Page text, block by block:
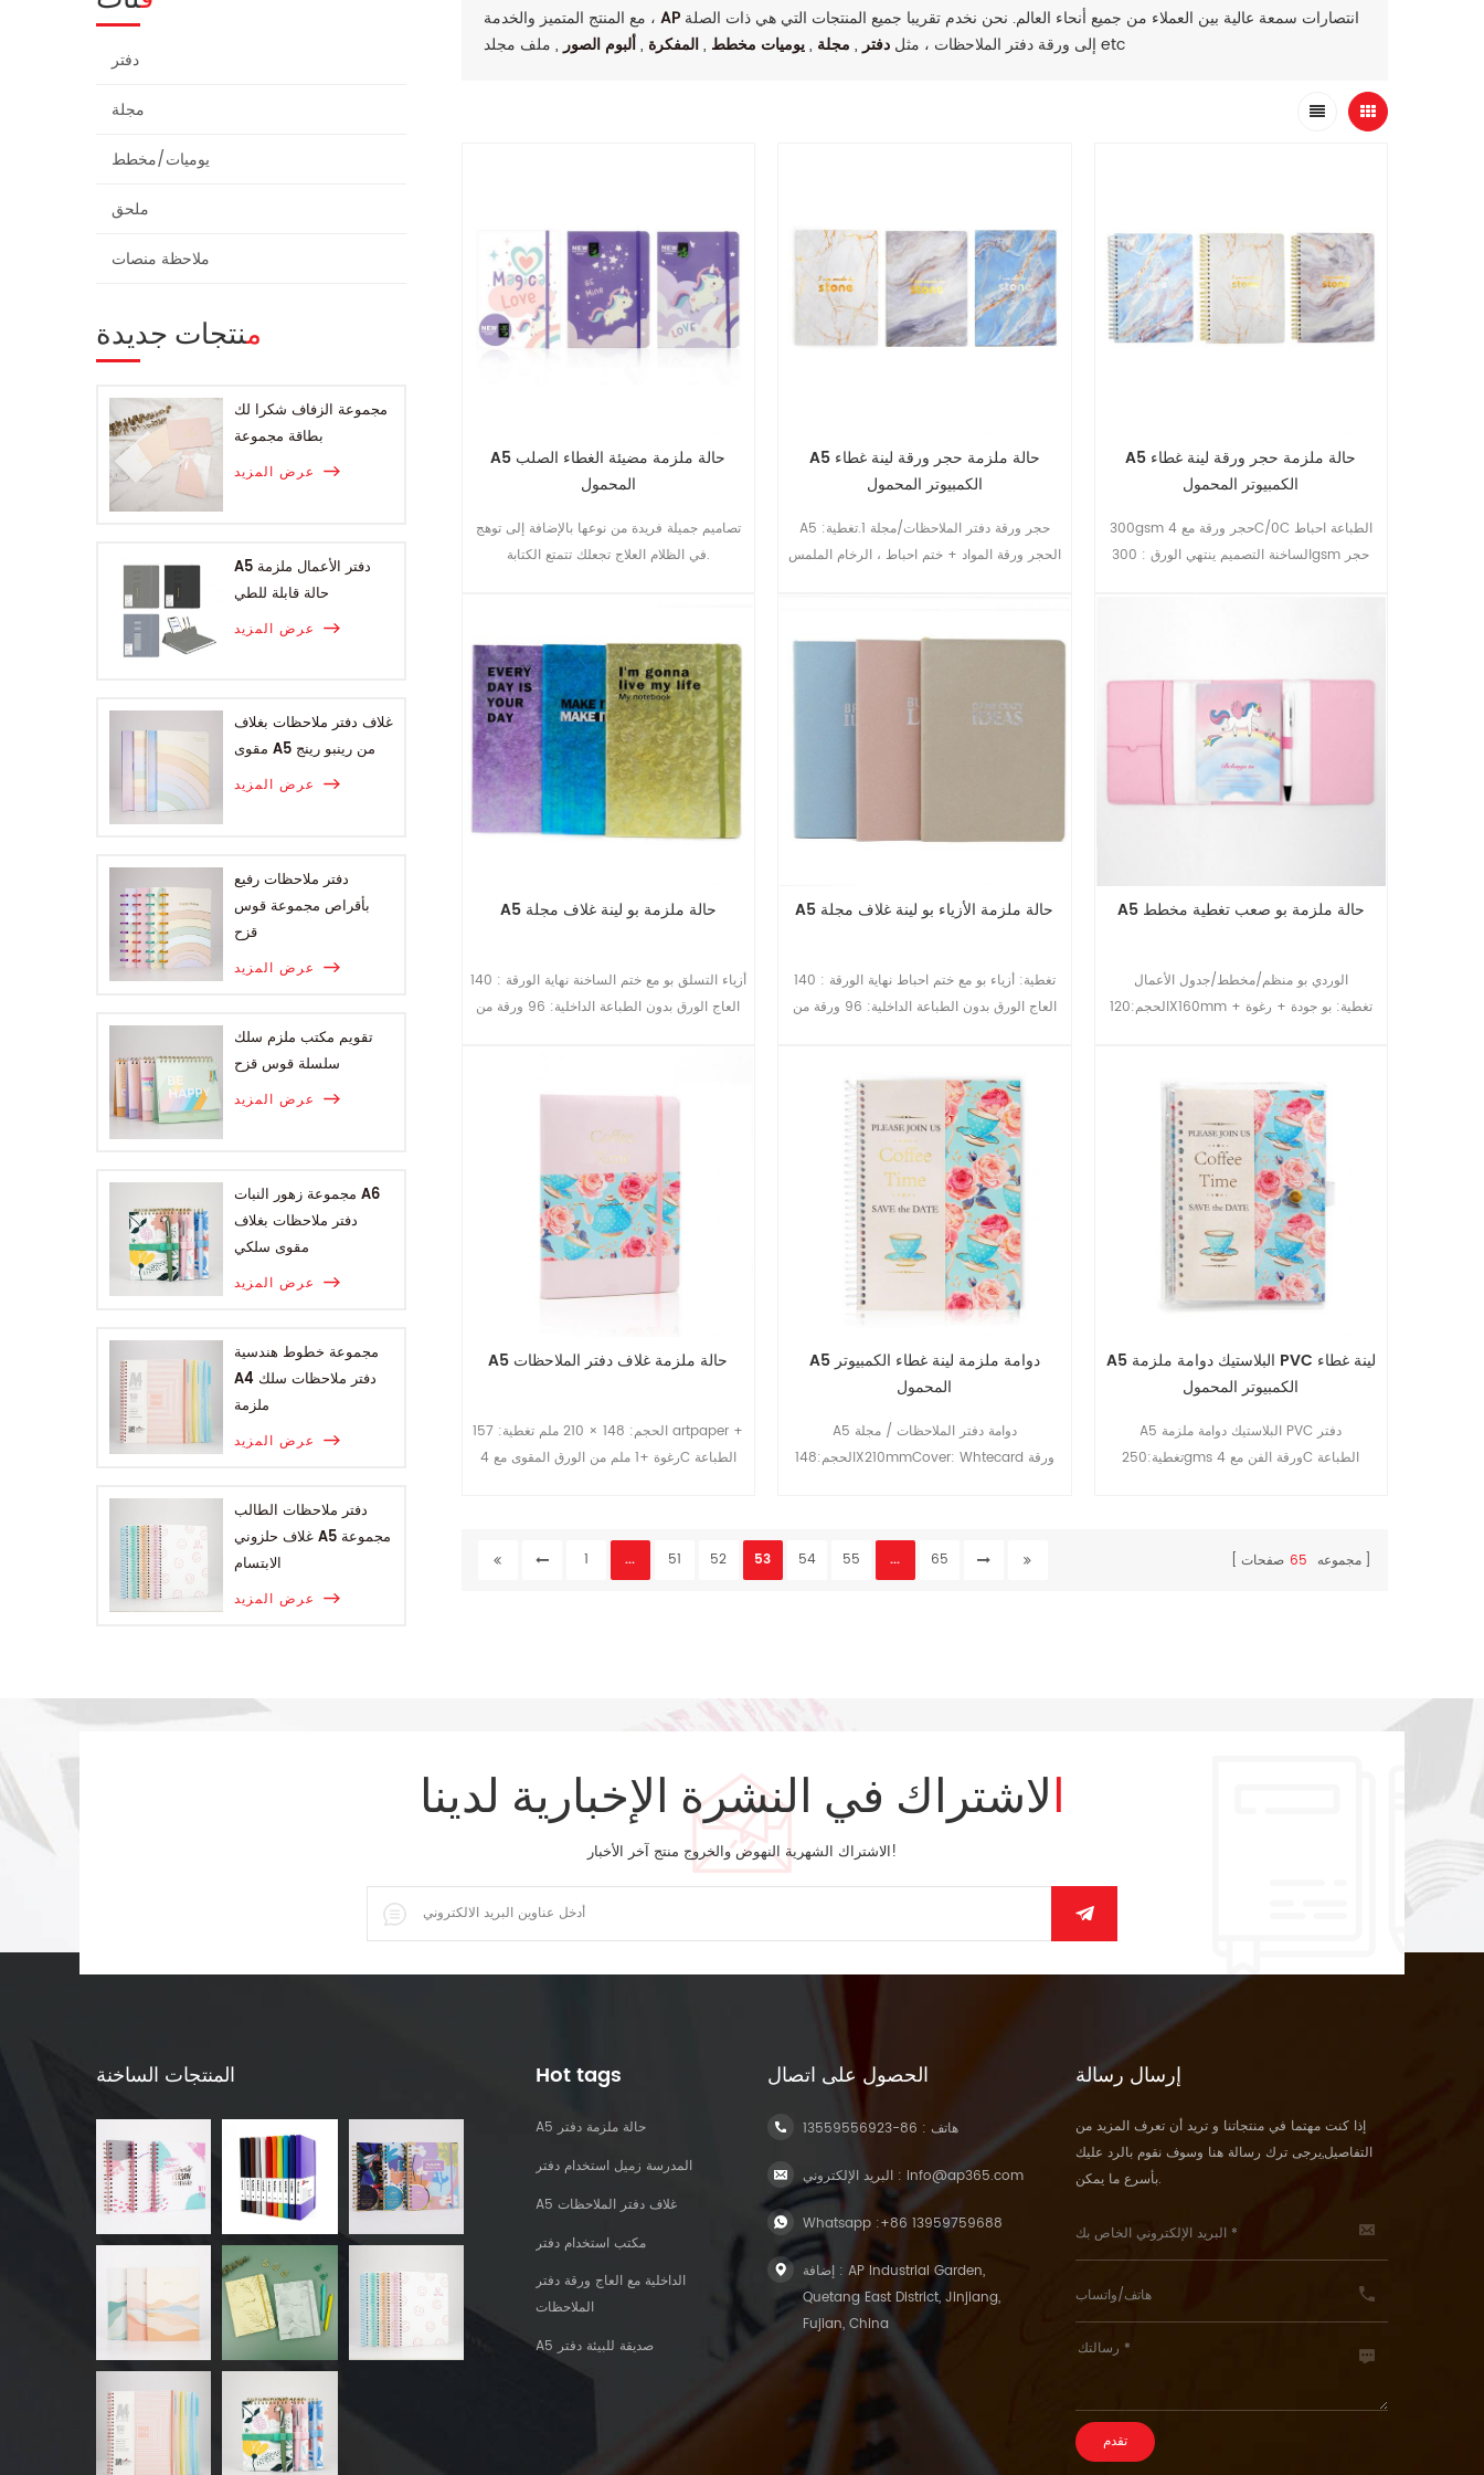
دفتر
مجلة
يوميات/مخطط
ملحق
ملاحظة منصات
منتجات جديدة
مجموعة الزفاف شكرا لك
بطاقة مجموعة
عرض المزيد
A5 دفتر الأعمال ملزمة
حالة قابلة للطي
عرض المزيد
غلاف دفتر ملاحظات بغلاف
مقوى A5 من رينبو رينج
عرض المزيد
دفتر ملاحظات رفيع
بأقراص مجموعة قوس
قزح
عرض المزيد
تقويم مكتب ملزم سلك
سلسلة قوس قزح
عرض المزيد
مجموعة زهور النبات A6
دفتر ملاحظات بغلاف
مقوى سلكي
عرض المزيد
مجموعة خطوط هندسية
A4 دفتر ملاحظات سلك
ملزمة
عرض المزيد
دفتر ملاحظات الطالب
غلاف حلزوني A5 مجموعة
الابتسام
عرض المزيد
مع المنتج المتميز والخدمة ، APانتصارات سمعة عالية بين العملاء من جميع أنحاء العالم. نحن نخدم تقريبا جميع المنتجات التي هي ذات الصلة
إلى ورقة دفتر الملاحظات ، مثل دفتر, مجلة ,يوميات مخطط ,المفكرة ,ألبوم الصور , ملف مجلد etc
A5 حالة ملزمة مضيئة الغطاء الصلب
المحمول
تصاميم جميلة فريدة من نوعها بالإضافة إلى توهج
في الظلام العلاج تجعلك تتمتع الكتابة.
A5 حالة ملزمة حجر ورقة لينة غطاء
الكمبيوتر المحمول
A5 حجر ورقة دفتر الملاحظات/مجلة 1.تغطية:
الحجر ورقة المواد + ختم احباط ، الرخام الملمس
A5 حالة ملزمة حجر ورقة لينة غطاء
الكمبيوتر المحمول
300gsm حجر ورقة مع 4C/0C الطباعة احباط
الساخنة التصميم ينتهي الورق : 300gsm حجر
A5 حالة ملزمة بو لينة غلاف مجلة
أزياء التسلق بو مع ختم الساخنة نهاية الورقة : 140
العاج الورق بدون الطباعة الداخلية: 96 ورقة من
A5 حالة ملزمة الأزياء بو لينة غلاف مجلة
تغطية: أزياء بو مع ختم احباط نهاية الورقة : 140
العاج الورق بدون الطباعة الداخلية: 96 ورقة من
A5 حالة ملزمة بو صعب تغطية مخطط
الوردي بو منظم/مخطط/جدول الأعمال
الحجم:120X160mm تغطية: بو جودة + رغوة +
الإغلاق الداخلية: 72 ورقة 100gsm العاج ورقة 4
A5 حالة ملزمة غلاف دفتر الملاحظات
الحجم: 148 × 210 ملم تغطية: 157 artpaper +
رغوة +1 ملم من الورق المقوى مع 4C الطباعة
A5 دوامة ملزمة لينة غطاء الكمبيوتر
المحمول
A5 دوامة دفتر الملاحظات / مجلة
الحجم:148X210mmCover: Whtecard ورقة
A5 البلاستيك دوامة ملزمة PVC لينة غطاء
الكمبيوتر المحمول
A5 البلاستيك دوامة ملزمة PVC دفتر
تغطية:250gms ورقة الفن مع 4C الطباعة
1 ... 51 52 53 54 55 ... 65 مجموعه 65 صفحات
الاشتراك في النشرة الإخبارية لدينا
الاشتراك الشهرية النهوض والخروج منتج آخر الأخبار!
المنتجات الساخنة Hot tags
A5 حالة ملزمة دفتر
المدرسة زميل استخدام دفتر
A5 غلاف دفتر الملاحظات
مكتب استخدام دفتر
الداخلية مع العاج ورقة دفتر
الملاحظات
A5 صديقة للبيئة دفتر
الحصول على اتصال
هاتف : 86-13559556923
البريد الإلكتروني :info@ap365.com
Whatsapp :+86 13959759688
إضافة : AP Industrial Garden,
Quetang East District, Jinjiang,
Fujian, China
إرسال رسالة
إذا كنت مهتما في منتجاتنا و تريد أن تعرف المزيد من
التفاصيل,يرجى ترك رسالة هنا وسوف نقوم بالرد عليك
بأسرع ما يمكن.